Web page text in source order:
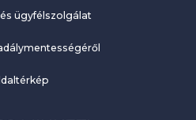
ügyfélszolgálat